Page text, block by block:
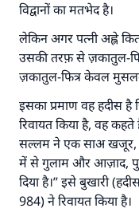
विद्वानों का मतभेद है।
लेकिन अगर पत्नी अह्ले
उसकी तरफ़ से ज़कातुल-
ज़कातुल-फित्र केवल
इसका प्रमाण वह हदीस है
रिवायत किया है, वह
सल्लम ने एक साअ खजूर,
में से गुलाम और आज़ाद,
दिया है।’’ इसे बुखारी
984) ने रिवायत किया है।